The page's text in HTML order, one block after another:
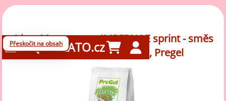
Přeskočit na obsahGELATO.cz
1 kg - Mascarpone IMPERIALE sprint - směs
na Točenou zmrzlinu N, Pregel